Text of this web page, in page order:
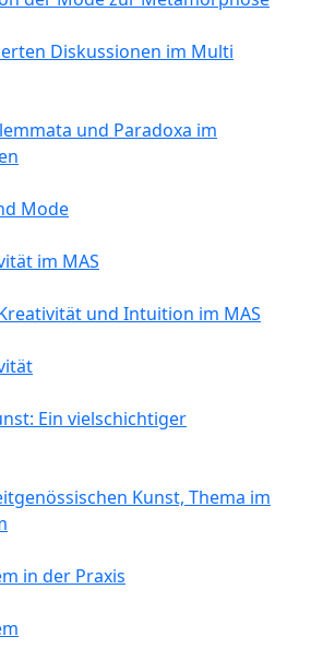
Diskussionen im Multi
und Paradoxa im
Mode
im MAS
und Intuition im MAS
Ein vielschichtiger
Kunst, Thema im
in der Praxis